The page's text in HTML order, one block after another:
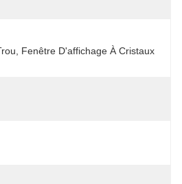
Fenêtre D'affichage À Cristaux